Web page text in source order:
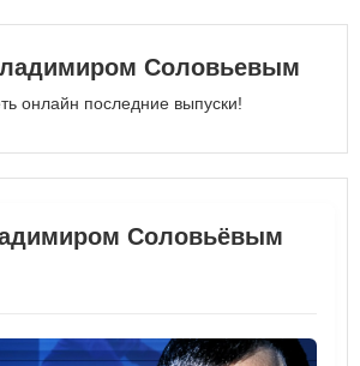
Соловьевым
онлайн последние выпуски!
Соловьёвым